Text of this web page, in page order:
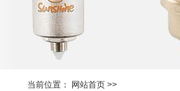
当前位置： 网站首页 >>